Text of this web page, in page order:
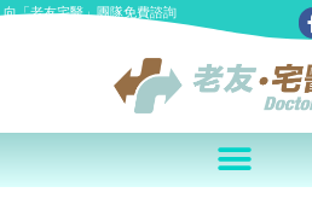
向「老友宅醫」團隊免費諮詢